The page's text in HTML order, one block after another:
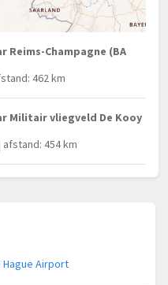
Champagne (BA
462 km
Militair vliegveld De Kooy
afstand: 454 km
Hague Airport